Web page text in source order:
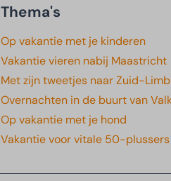
Thema's
Op vakantie met je kinderen
Vakantie vieren nabij Maastricht
Met zijn tweetjes naar Zuid-
Overnachten in de buurt van
Op vakantie met je hond
Vakantie voor vitale 50-plussers